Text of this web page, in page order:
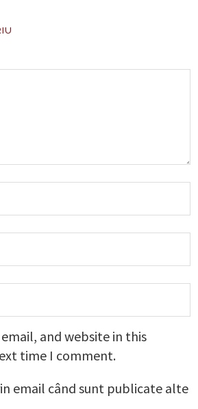
and website in this
time I comment.
email când sunt publicate alte